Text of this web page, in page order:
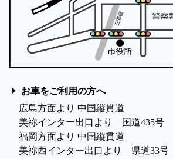
お車をご利用の方へ
広島方面より 中国縦貫道
美祢インター出口より 国道435号
福岡方面より 中国縦貫道
美祢西インター出口より 県道33